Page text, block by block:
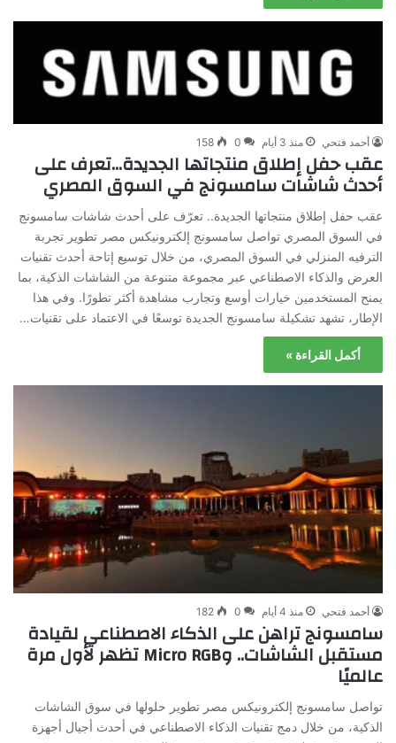
أحمد فتحي منذ 3 أيام 0
158
عقب حفل إطلاق منتجاتها الجديدة…تعرف على
أحدث شاشات سامسونج في السوق المصري
عقب حفل إطلاق منتجاتها الجديدة.. تعرّف على أحدث شاشات سامسونج
في السوق المصري تواصل سامسونج إلكترونيكس مصر تطوير تجربة
الترفيه المنزلي في السوق المصري، من خلال توسيع إتاحة أحدث تقنيات
العرض والذكاء الاصطناعي عبر مجموعة متنوعة من الشاشات الذكية، بما
يمنح المستخدمين خيارات أوسع وتجارب مشاهدة أكثر تطورًا. وفي هذا
الإطار، تشهد تشكيلة سامسونج الجديدة توسعًا في الاعتماد على تقنيات…
أكمل القراءة »
أحمد فتحي منذ 4 أيام 0
182
سامسونج تراهن على الذكاء الاصطناعي لقيادة
مستقبل الشاشات.. وMicro RGB تظهر لأول مرة
عالميًا
تواصل سامسونج إلكترونيكس مصر تطوير حلولها في سوق الشاشات
الذكية، من خلال دمج تقنيات الذكاء الاصطناعي في أحدث أجيال أجهزة